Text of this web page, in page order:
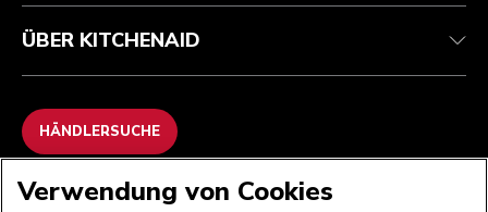
ÜBER KITCHENAID
HÄNDLERSUCHE
WIR AKZEPTIEREN
Verwendung von Cookies